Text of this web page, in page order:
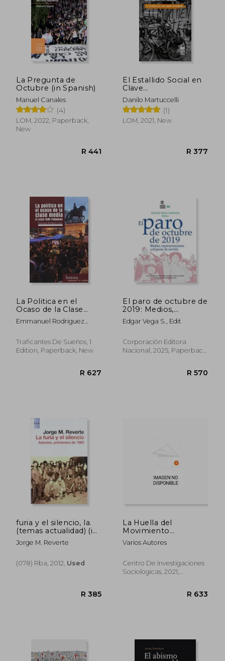
La Pregunta de
Octubre (in Spanish)
Manuel Canales
(4)
LOM, 2022, Paperback,
New
El Estallido Social en
Clave
Latinoamericana (in
Spanish)
Danilo Martuccelli
(1)
LOM, 2021, New
La Politica en el
Ocaso de la Clase
Media (in Spanish)
Emmanuel Rodriguez
Traficantes De Sueños, 1
Edition, Paperback, New
El paro de octubre de
2019: Medios,
representaciones y
disputas de sentido
Edgar Vega S., Edit
Corporación Editora
Nacional, 2025, Paperback,
furia y el silencio, la.
(temas actualidad) (in
Spanish)
Jorge M. Reverte
(078) Rba, 2012, Used
La Huella del
Movimiento
Estudiantil Chileno
del año 2011 (in
Varios Autores
Centro De Investigaciones
Sociologicas, 2021,